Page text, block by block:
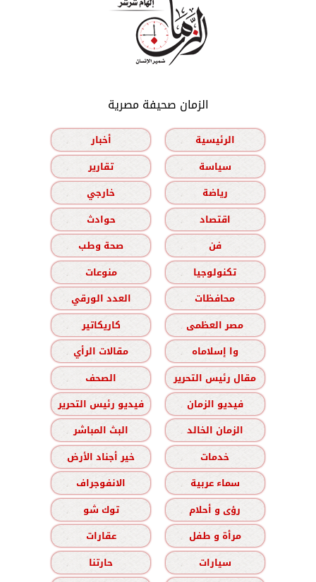
الزمان صحيفة مصرية
الرئيسية
أخبار
سياسة
تقارير
رياضة
خارجي
اقتصاد
حوادث
فن
صحة وطب
تكنولوجيا
منوعات
محافظات
العدد الورقي
مصر العظمى
كاريكاتير
وا إسلاماه
مقالات الرأي
مقال رئيس التحرير
الصحف
فيديو الزمان
فيديو رئيس التحرير
الزمان الخالد
البث المباشر
خدمات
خير أجناد الأرض
سماء عربية
الانفوجراف
رؤى و أحلام
توك شو
مرأة و طفل
عقارات
سيارات
حارتنا